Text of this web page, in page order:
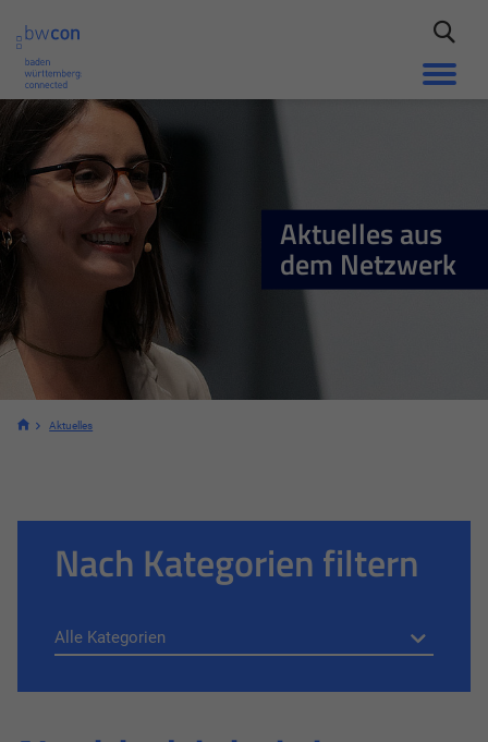
Aktuelles aus
dem Netzwerk
Aktuelles
Nach Kategorien filtern